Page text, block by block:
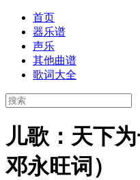
首页
器乐谱
声乐
其他曲谱
歌词大全
儿歌：天下
邓永旺词）